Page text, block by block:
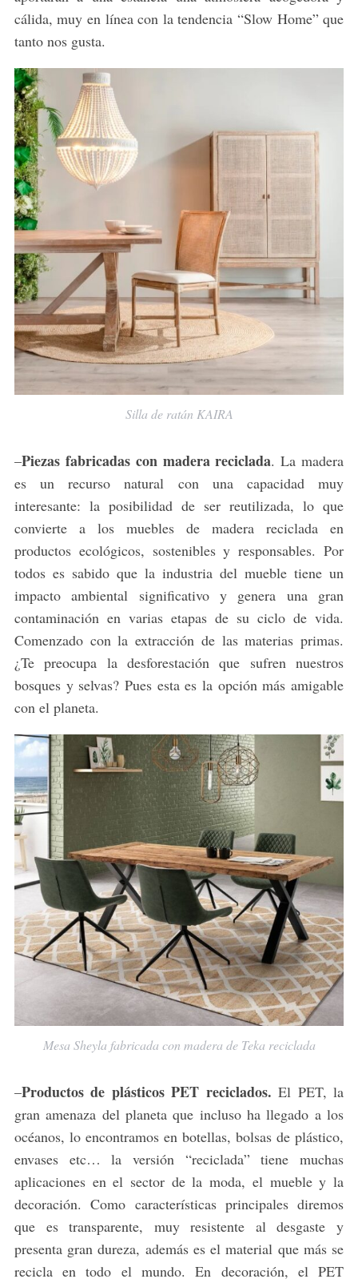
cálida, muy en línea con la tendencia “Slow Home” que
tanto nos gusta.
Silla de ratán KAIRA
–Piezas fabricadas con madera reciclada. La madera
es un recurso natural con una capacidad muy
interesante: la posibilidad de ser reutilizada, lo que
convierte a los muebles de madera reciclada en
productos ecológicos, sostenibles y responsables. Por
todos es sabido que la industria del mueble tiene un
impacto ambiental significativo y genera una gran
contaminación en varias etapas de su ciclo de vida.
Comenzado con la extracción de las materias primas.
¿Te preocupa la desforestación que sufren nuestros
bosques y selvas? Pues esta es la opción más amigable
con el planeta.
Mesa Sheyla fabricada con madera de Teka reciclada
–Productos de plásticos PET reciclados. El PET, la
gran amenaza del planeta que incluso ha llegado a los
océanos, lo encontramos en botellas, bolsas de plástico,
envases etc… la versión “reciclada” tiene muchas
aplicaciones en el sector de la moda, el mueble y la
decoración. Como características principales diremos
que es transparente, muy resistente al desgaste y
presenta gran dureza, además es el material que más se
recicla en todo el mundo. En decoración, el PET